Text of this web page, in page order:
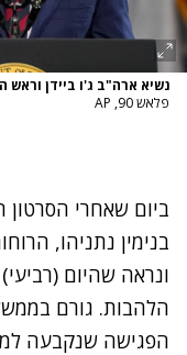
נשיא ארה"ב ג'ו ביידן וראש
פלאש 90, AP
ביום שאחרי
בנימין נתניהו,
ונראה שהיום
הפגישה שנקבעה